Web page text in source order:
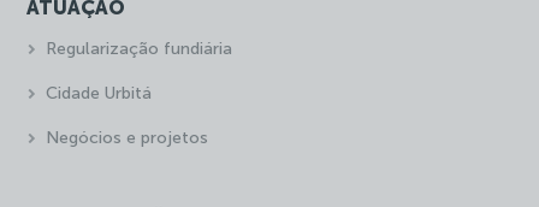
ATUAÇÃO
Regularização fundiária
Cidade Urbitá
Negócios e projetos